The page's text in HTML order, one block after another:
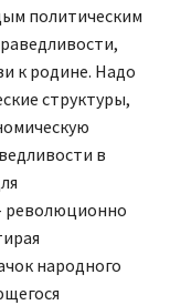
политическим
к родине. Надо
структуры,
в
революционно
народного